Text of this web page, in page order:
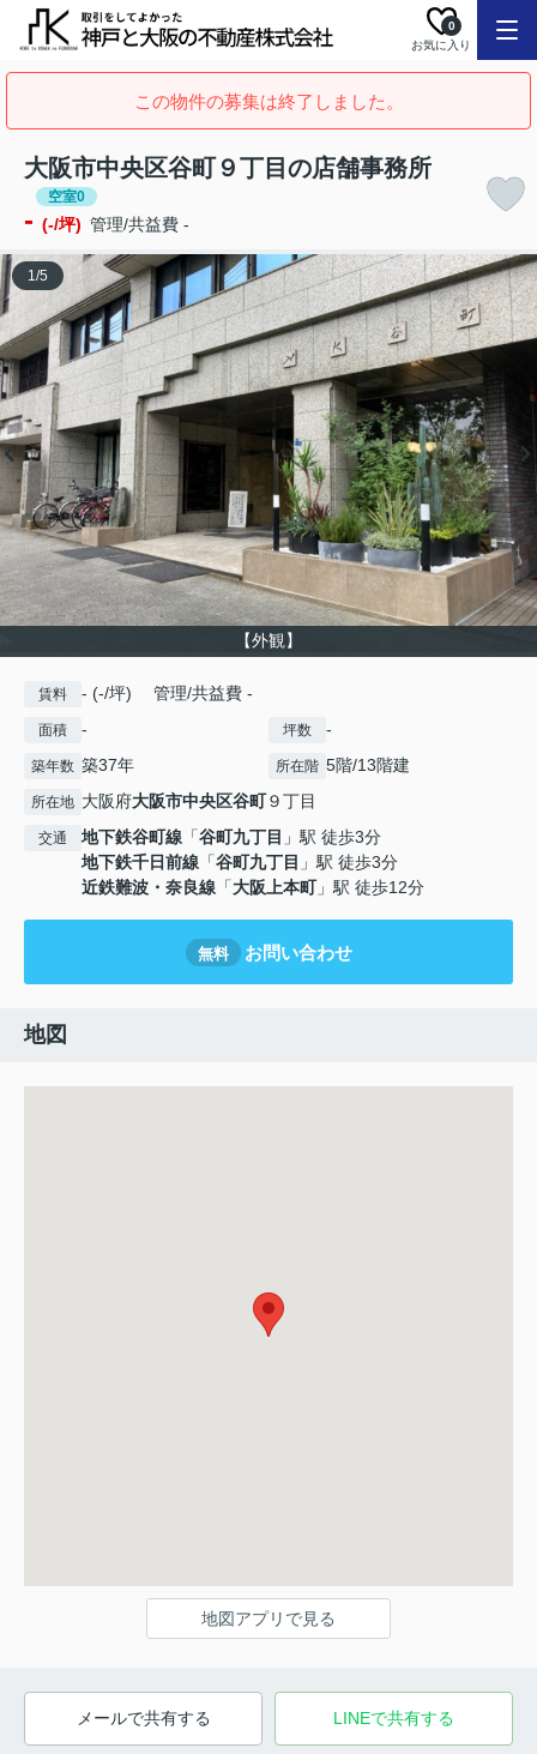
お気に入り
0
この物件の募集は終了しました。
大阪市中央区谷町９丁目の店舗事務所
空室0
- (-/坪) 管理/共益費 -
【外観】
1/5
賃料 - (-/坪) 管理/共益費 -
面積 - 坪数 -
築年数 築37年 所在階 5階/13階建
所在地 大阪府大阪市中央区谷町９丁目
交通 地下鉄谷町線 「谷町九丁目 」駅 徒歩3分
地下鉄千日前線 「谷町九丁目 」駅 徒歩3分
近鉄難波・奈良線 「大阪上本町」駅 徒歩12分
無料 お問い合わせ
地図
地図アプリで見る
メールで共有する LINEで共有する